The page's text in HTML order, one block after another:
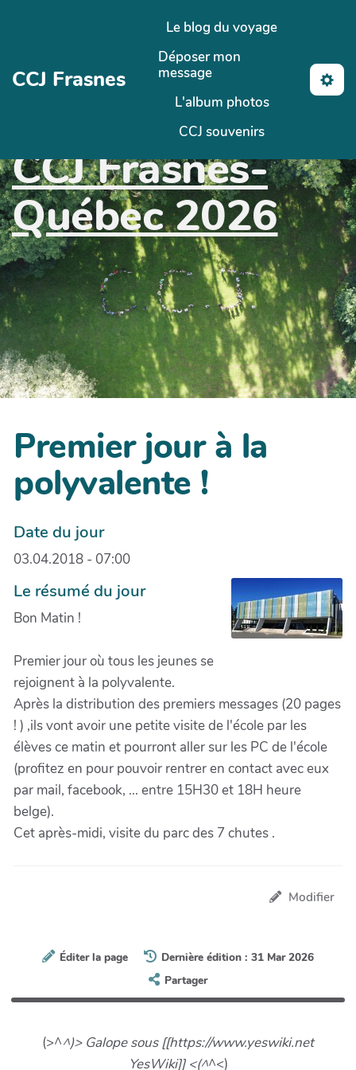
Aller au contenu principal
CCJ Frasnes
Le blog du voyage
Déposer mon
message
L'album photos
CCJ souvenirs
CCJ Frasnes-
Québec 2026
Premier jour à la
polyvalente !
Date du jour
03.04.2018 - 07:00
Le résumé du jour
Bon Matin !
Premier jour où tous les jeunes se
rejoignent à la polyvalente.
Après la distribution des premiers messages (20 pages
! ) ,ils vont avoir une petite visite de l'école par les
élèves ce matin et pourront aller sur les PC de l'école
(profitez en pour pouvoir rentrer en contact avec eux
par mail, facebook, ... entre 15H30 et 18H heure
belge).
Cet après-midi, visite du parc des 7 chutes .
Modifier
Éditer la page
Dernière édition : 31 Mar 2026
Partager
(>^^)> Galope sous [[https://www.yeswiki.net
YesWiki]] <(^^<)